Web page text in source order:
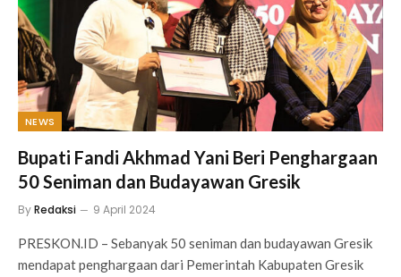
NEWS
Bupati Fandi Akhmad Yani Beri Penghargaan
50 Seniman dan Budayawan Gresik
ByRedaksi 9 April 2024
PRESKON.ID – Sebanyak 50 seniman dan budayawan Gresik
mendapat penghargaan dari Pemerintah Kabupaten Gresik